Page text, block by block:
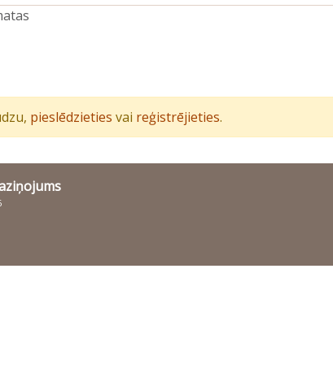
pieslēdzieties vai reģistrējieties.